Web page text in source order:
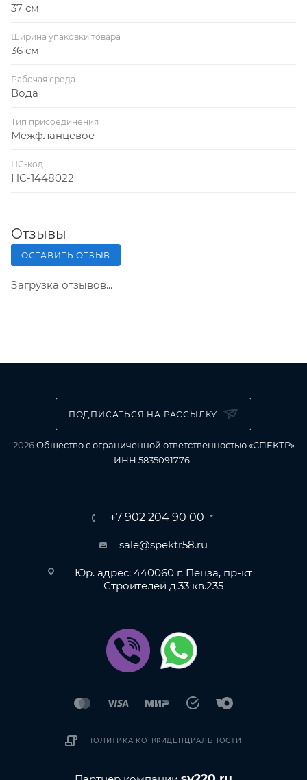
37 см
Ширина упаковки товара
36 см
Рабочая среда
Вода
Тип присоединения
Межфланцевое
НС-код
НС-1448022
Отзывы
ОСТАВИТЬ ОТЗЫВ
Загрузка отзывов...
ПОДПИСАТЬСЯ НА РАССЫЛКУ
2026Общество с ограниченной ответственностью «СПЕКТР»
ИНН 5835091776
+7 902 204 90 00
sale@spektr58.ru
Юр. адрес: 440060 г. Пенза, пр-кт
Строителей д.33 кв.235
ПОЛИТИКА КОНФИДЕНЦИАЛЬНОСТИ